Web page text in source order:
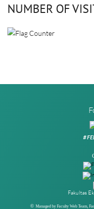
NUMBER OF
#
Fakultas
© Managed by Faculty Web Team,